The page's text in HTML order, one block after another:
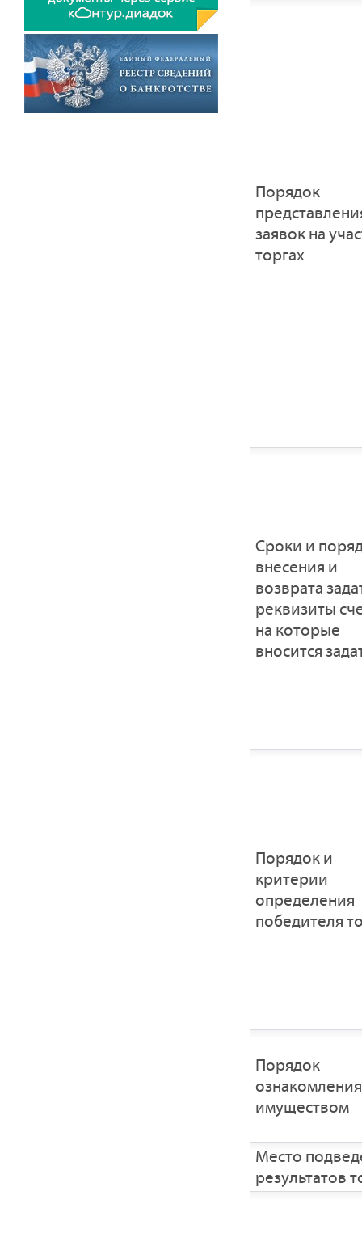
Порядок
заявок на
торгах
Сроки и
внесения и
возврата
реквизиты
на которые
вносится
Порядок и
критерии
определения
победителя
Порядок
имуществом
Место
результатов